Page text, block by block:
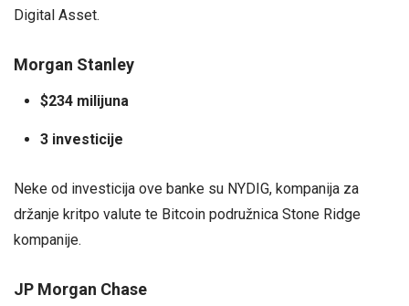
Digital Asset.
Morgan Stanley
$234 milijuna
3 investicije
Neke od investicija ove banke su NYDIG, kompanija za
držanje kritpo valute te Bitcoin podružnica Stone Ridge
kompanije.
JP Morgan Chase